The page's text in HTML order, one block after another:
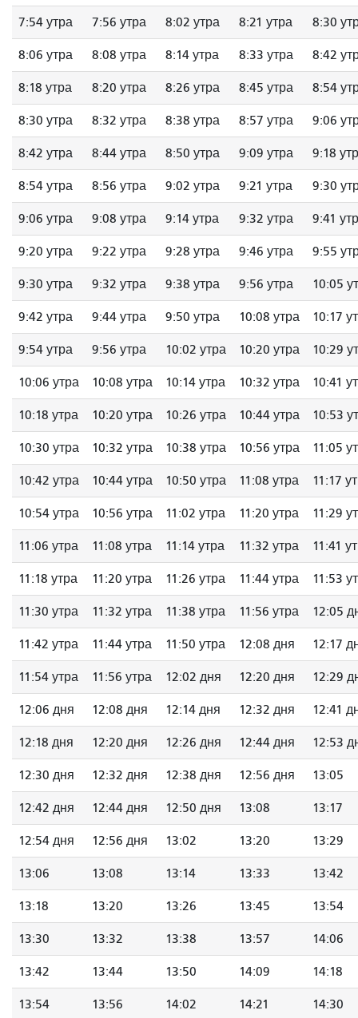
7:54 утра 7:56 утра 8:02 утра 8:21 утра 8:30
8:06 утра 8:08 утра 8:14 утра 8:33 утра 8:42
8:18 утра 8:20 утра 8:26 утра 8:45 утра 8:54
8:30 утра 8:32 утра 8:38 утра 8:57 утра 9:06
8:42 утра 8:44 утра 8:50 утра 9:09 утра 9:18
8:54 утра 8:56 утра 9:02 утра 9:21 утра 9:30
9:06 утра 9:08 утра 9:14 утра 9:32 утра 9:41
9:20 утра 9:22 утра 9:28 утра 9:46 утра 9:55
9:30 утра 9:32 утра 9:38 утра 9:56 утра 10:05
9:42 утра 9:44 утра 9:50 утра 10:08 утра 10:17
9:54 утра 9:56 утра 10:02 утра 10:20 утра 10:29
10:06 утра 10:08 утра 10:14 утра 10:32 утра 10:41
10:18 утра 10:20 утра 10:26 утра 10:44 утра 10:53
10:30 утра 10:32 утра 10:38 утра 10:56 утра 11:05
10:42 утра 10:44 утра 10:50 утра 11:08 утра 11:17
10:54 утра 10:56 утра 11:02 утра 11:20 утра 11:29
11:06 утра 11:08 утра 11:14 утра 11:32 утра 11:41
11:18 утра 11:20 утра 11:26 утра 11:44 утра 11:53
11:30 утра 11:32 утра 11:38 утра 11:56 утра 12:05
11:42 утра 11:44 утра 11:50 утра 12:08 дня 12:17
11:54 утра 11:56 утра 12:02 дня 12:20 дня 12:29
12:06 дня 12:08 дня 12:14 дня 12:32 дня 12:41
12:18 дня 12:20 дня 12:26 дня 12:44 дня 12:53
12:30 дня 12:32 дня 12:38 дня 12:56 дня 13:05
12:42 дня 12:44 дня 12:50 дня 13:08 13:17
12:54 дня 12:56 дня 13:02 13:20 13:29
13:06 13:08 13:14 13:33 13:42
13:18 13:20 13:26 13:45 13:54
13:30 13:32 13:38 13:57 14:06
13:42 13:44 13:50 14:09 14:18
13:54 13:56 14:02 14:21 14:30